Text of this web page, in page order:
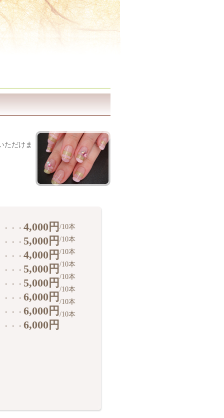
ただけま
・・・ 4,000円
・・・ 5,000円
・・・ 4,000円
・・・ 5,000円
・・・ 5,000円
・・・ 6,000円
・・・ 6,000円
・・・ 6,000円
/10本
/10本
/10本
/10本
/10本
/10本
/10本
/10本